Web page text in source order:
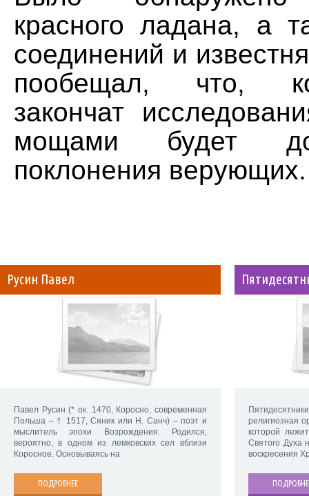
красного ладана, а
соединений и
пообещал, что,
закончат
мощами будет
поклонения верующих.
Русин Павел
Павел Русин (* ок. 1470, Коросно, современная
Польша – † 1517, Сяник или Н. Санч) – поэт и
мыслитель эпохи Возрождения. Родился,
вероятно, в одном из лемковских сел вблизи
Коросное. Основываясь на
ПОДРОБНЕЕ
религиозная
которой
Святого Духа
воскресения